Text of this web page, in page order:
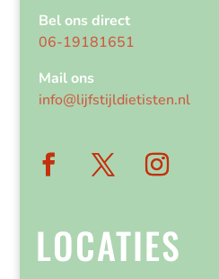
Bel ons direct
06-19181651
Mail ons
info@lijfstijldietisten.nl
LOCATIES